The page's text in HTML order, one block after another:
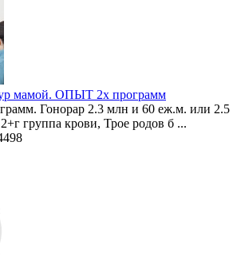
мамой. ОПЫТ 2х программ
Гонорар 2.3 млн и 60 еж.м. или 2.5
группа крови, Трое родов б ...